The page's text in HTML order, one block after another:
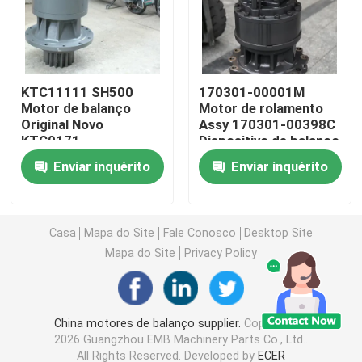
Máquina escavadora Travel Gearbox
Máquina escavadora Swing Reducer
Bomba hidráulica Assy
Máquina escavadora Electrical Parts
Turbocompressor da máquina escavadora
Bomba de engrenagem hidráulica
KTC11111 SH500
Motor de balanço
Original Novo
KTC0171
CX460/CX470 Swing
Drive Para Peças de
Escavação
Enviar inquérito
170301-00001M
Motor de rolamento
Assy 170301-00398C
Dispositivo de balanço
para motor de balanço
DX530LC-7K
Enviar inquérito
Casa Mapa do Site Fale Conosco
Desktop Site
Mapa do Site
Privacy Policy
China motores de balanço supplier. Copyright ©
2026 Guangzhou EMB Machinery Parts Co., Ltd..
All Rights Reserved. Developed by ECER